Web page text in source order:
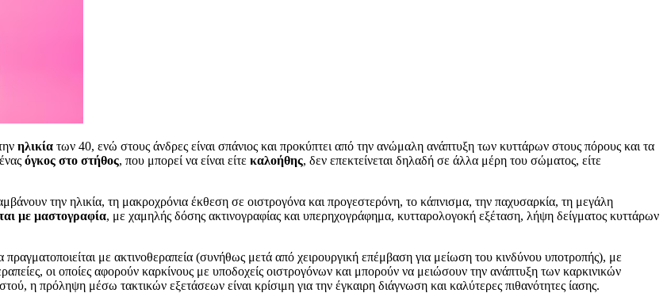
ηλικία των 40, ενώ στους άνδρες είναι σπάνιος και προκύπτει από την ανώμαλη ανάπτυξη των κυττάρων στους πόρους και τα
όγκος στο στήθος, που μπορεί να είναι είτε καλοήθης, δεν επεκτείνεται δηλαδή σε άλλα μέρη του σώματος, είτε
την ηλικία, τη μακροχρόνια έκθεση σε οιστρογόνα και προγεστερόνη, το κάπνισμα, την παχυσαρκία, τη μεγάλη
με μαστογραφία, με χαμηλής δόσης ακτινογραφίας και υπερηχογράφημα, κυτταρολογοκή εξέταση, λήψη δείγματος κυττάρων
πραγματοποιείται με ακτινοθεραπεία (συνήθως μετά από χειρουργική επέμβαση για μείωση του κινδύνου υποτροπής), με
οι οποίες αφορούν καρκίνους με υποδοχείς οιστρογόνων και μπορούν να μειώσουν την ανάπτυξη των καρκινικών
η πρόληψη μέσω τακτικών εξετάσεων είναι κρίσιμη για την έγκαιρη διάγνωση και καλύτερες πιθανότητες ίασης.